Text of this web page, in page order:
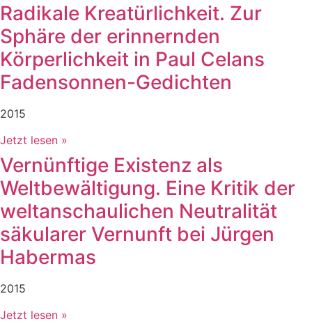
Radikale Kreatürlichkeit. Zur
Sphäre der erinnernden
Körperlichkeit in Paul Celans
Fadensonnen-Gedichten
2015
Jetzt lesen »
Vernünftige Existenz als
Weltbewältigung. Eine Kritik der
weltanschaulichen Neutralität
säkularer Vernunft bei Jürgen
Habermas
2015
Jetzt lesen »